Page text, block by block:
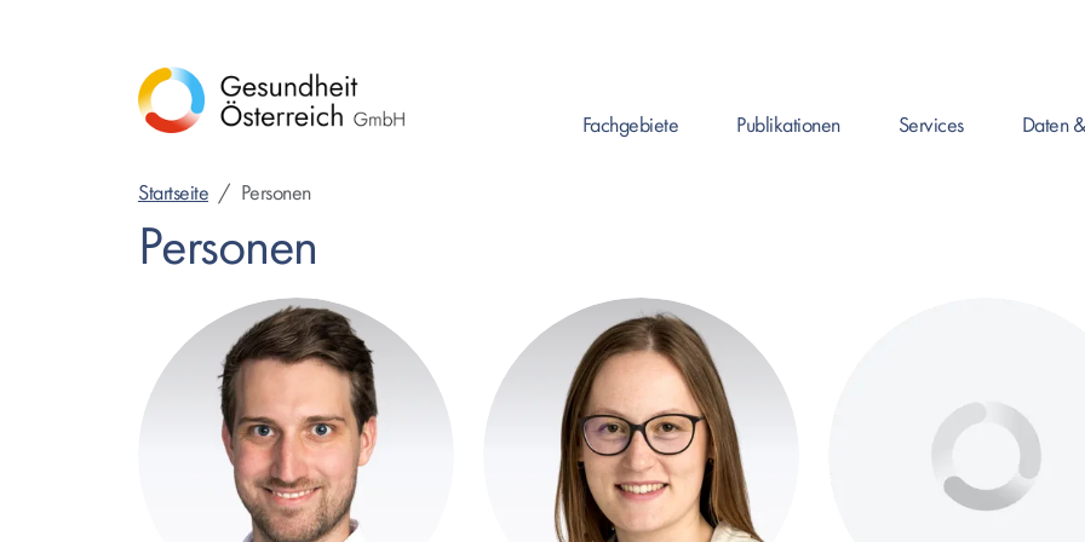
Fachgebiete
Publikationen
Services
Daten
Startseite
Personen
Personen